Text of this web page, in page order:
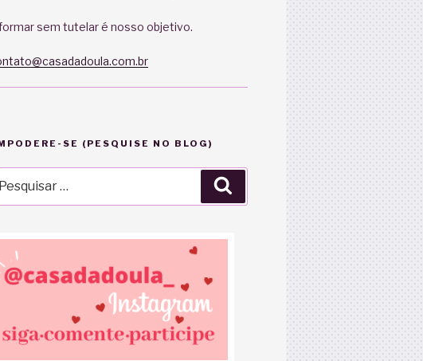
sem tutelar é nosso objetivo.
SE (PESQUISE NO BLOG)